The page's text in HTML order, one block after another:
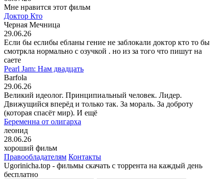
Мне нравится этот фильм
Доктор Кто
Черная Мечница
29.06.26
Если бы еслибы ебланы гение не заблокали доктор кто то бы
смотркла нормально с озучкой . но из за того что пишут на
саете
Pearl Jam: Нам двадцать
Barfola
29.06.26
Великий идеолог. Принципиальный человек. Лидер.
Движущийся вперёд и только так. За мораль. За доброту
(которая спасёт мир). И ещё
Беременна от олигарха
леонид
28.06.26
хороший фильм
Правообладателям Контакты
Ugorinicha.top - фильмы скачать с торрента на каждый день
бесплатно